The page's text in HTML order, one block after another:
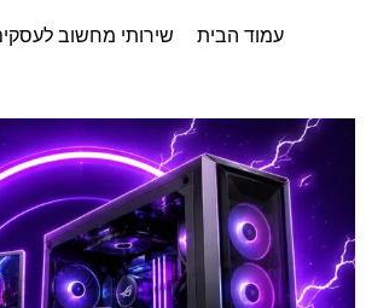
עמוד הבית שירותי מחשוב